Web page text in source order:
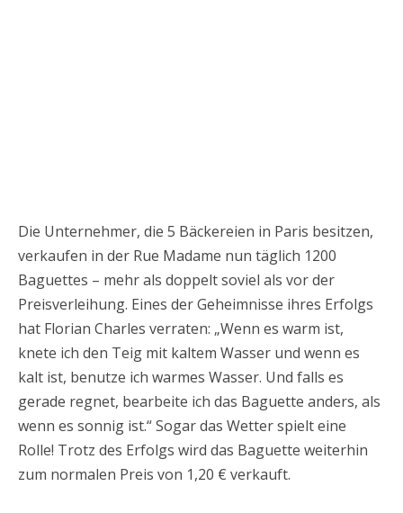
Die Unternehmer, die 5 Bäckereien in Paris besitzen,
verkaufen in der Rue Madame nun täglich 1200
Baguettes – mehr als doppelt soviel als vor der
Preisverleihung. Eines der Geheimnisse ihres Erfolgs
hat Florian Charles verraten: „Wenn es warm ist,
knete ich den Teig mit kaltem Wasser und wenn es
kalt ist, benutze ich warmes Wasser. Und falls es
gerade regnet, bearbeite ich das Baguette anders, als
wenn es sonnig ist.“ Sogar das Wetter spielt eine
Rolle! Trotz des Erfolgs wird das Baguette weiterhin
zum normalen Preis von 1,20 € verkauft.